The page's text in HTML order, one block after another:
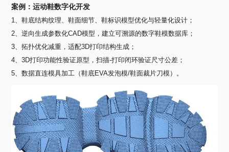
案例：运动鞋数字化开发
1、鞋底结构纹理、鞋面细节、鞋标识模型优化与轻量化设计；
2、逆向生成参数化CAD模型，建立可溯源的数字鞋模数据库；
3、拓扑优化减重，适配3D打印结构生成；
4、3D打印功能性验证原型，扫描-打印闭环验证尺寸公差；
5、数据直连模具加工（鞋底EVA发泡模/鞋面裁片刀模）。